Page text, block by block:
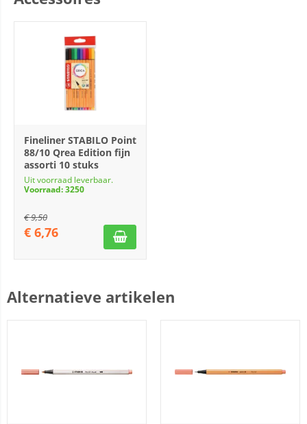
Fineliner STABILO Point
88/10 Qrea Edition fijn
assorti 10 stuks
Uit voorraad leverbaar.
Voorraad: 3250
€9,50
€ 6,76
Alternatieve artikelen